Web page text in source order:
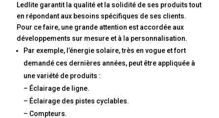
Ledlite garantit la qualité et la solidité de ses produits tout
en répondant aux besoins spécifiques de ses clients.
Pour ce faire, une grande attention est accordée aux
développements sur mesure et à la personnalisation.
Par exemple, l’énergie solaire, très en vogue et fort
demandé ces dernières années, peut être appliquée à
une variété de produits :
– Éclairage de ligne.
– Éclairage des pistes cyclables.
– Compteurs.